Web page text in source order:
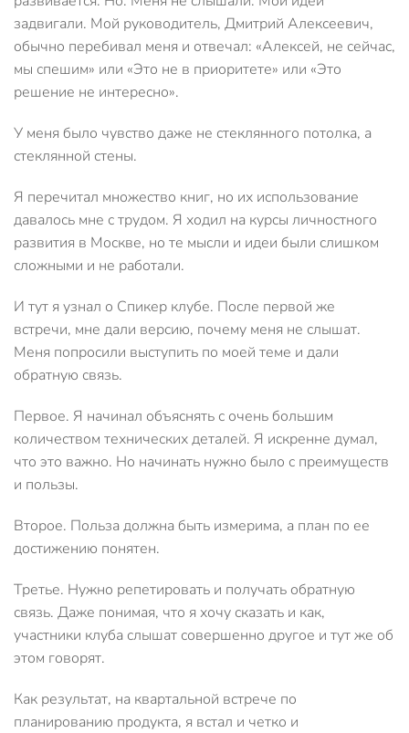
задвигали. Мой руководитель, Дмитрий Алексеевич,
обычно перебивал меня и отвечал: «Алексей, не сейчас,
мы спешим» или «Это не в приоритете» или «Это
решение не интересно».
У меня было чувство даже не стеклянного потолка, а
стеклянной стены.
Я перечитал множество книг, но их использование
давалось мне с трудом. Я ходил на курсы личностного
развития в Москве, но те мысли и идеи были слишком
сложными и не работали.
И тут я узнал о Спикер клубе. После первой же
встречи, мне дали версию, почему меня не слышат.
Меня попросили выступить по моей теме и дали
обратную связь.
Первое. Я начинал объяснять с очень большим
количеством технических деталей. Я искренне думал,
что это важно. Но начинать нужно было с преимуществ
и пользы.
Второе. Польза должна быть измерима, а план по ее
достижению понятен.
Третье. Нужно репетировать и получать обратную
связь. Даже понимая, что я хочу сказать и как,
участники клуба слышат совершенно другое и тут же об
этом говорят.
Как результат, на квартальной встрече по
планированию продукта, я встал и четко и